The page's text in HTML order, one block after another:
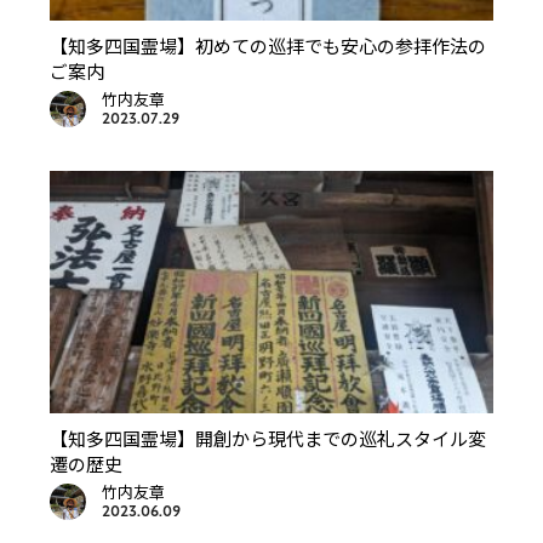
【知多四国霊場】初めての巡拝でも安心の参拝作法の
ご案内
竹内友章
2023.07.29
【知多四国霊場】開創から現代までの巡礼スタイル変
遷の歴史
竹内友章
2023.06.09